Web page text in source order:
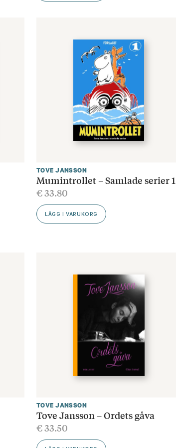
TOVE JANSSON
Mumintrollet – Samlade serier 1
€33.80
LÄGG I VARUKORG
TOVE JANSSON
Tove Jansson – Ordets gåva
€33.50